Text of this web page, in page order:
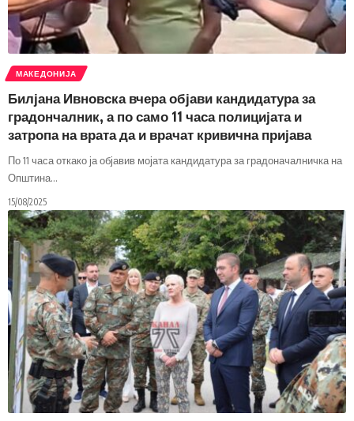
МАКЕДОНИЈА
Билјана Ивновска вчера објави кандидатура за
градончалник, а по само 11 часа полицијата и
затропа на врата да и врачат кривична пријава
По 11 часа откако ја објавив мојата кандидатура за градоначалничка на
Општина…
15/08/2025